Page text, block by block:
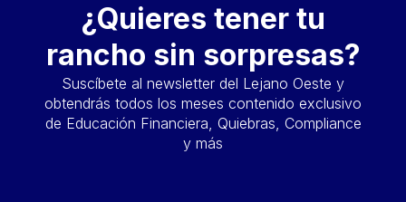
¿Quieres tener tu
rancho sin sorpresas?
Suscíbete al newsletter del Lejano Oeste y
obtendrás todos los meses contenido exclusivo
de Educación Financiera, Quiebras, Compliance
y más